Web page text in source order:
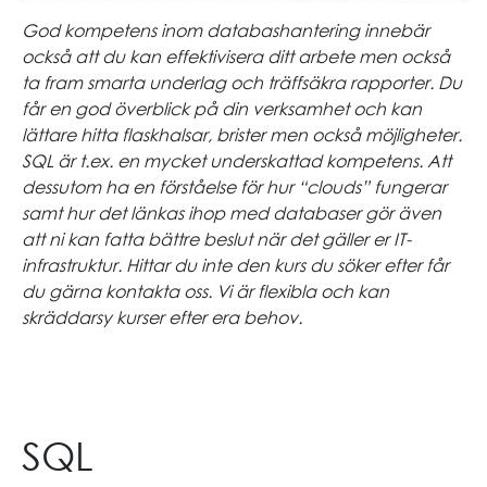
God kompetens inom databashantering innebär
också att du kan effektivisera ditt arbete men också
ta fram smarta underlag och träffsäkra rapporter. Du
får en god överblick på din verksamhet och kan
lättare hitta flaskhalsar, brister men också möjligheter.
SQL är t.ex. en mycket underskattad kompetens. Att
dessutom ha en förståelse för hur “clouds” fungerar
samt hur det länkas ihop med databaser gör även
att ni kan fatta bättre beslut när det gäller er IT-
infrastruktur. Hittar du inte den kurs du söker efter får
du gärna kontakta oss. Vi är flexibla och kan
skräddarsy kurser efter era behov.
SQL